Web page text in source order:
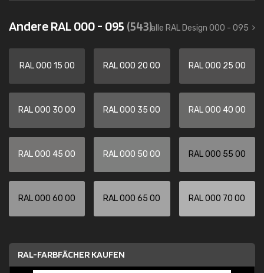
Andere RAL 000 - 095 (543)alle RAL Design 000 - 095
RAL 000 15 00 RAL 000 20 00 RAL 000 25 00
RAL 000 30 00 RAL 000 35 00 RAL 000 40 00
RAL 000 45 00 RAL 000 50 00 RAL 000 55 00
RAL 000 60 00 RAL 000 65 00 RAL 000 70 00
RAL-FARBFÄCHER KAUFEN